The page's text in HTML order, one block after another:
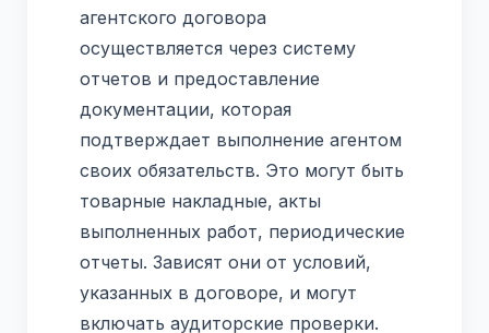
агентского договора
осуществляется через систему
отчетов и предоставление
документации, которая
подтверждает выполнение агентом
своих обязательств. Это могут быть
товарные накладные, акты
выполненных работ, периодические
отчеты. Зависят они от условий,
указанных в договоре, и могут
включать аудиторские проверки.